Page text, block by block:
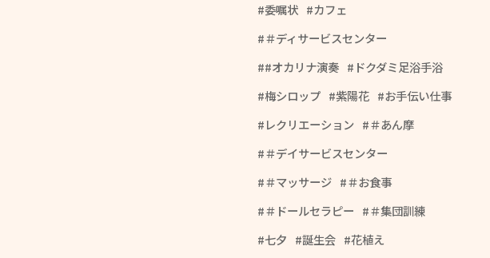
委嘱状
カフェ
＃ディサービスセンター
#オカリナ演奏
ドクダミ足浴手浴
梅シロップ
紫陽花
お手伝い仕事
レクリエーション
＃あん摩
＃デイサービスセンター
＃マッサージ
＃お食事
＃ドールセラピー
＃集団訓練
七夕
誕生会
花植え